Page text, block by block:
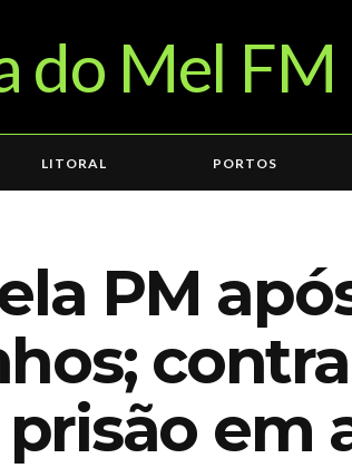
LITORAL PORTOS
PM
em